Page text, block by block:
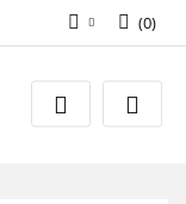
Zaloguj się
Zarejestruj się
(0)